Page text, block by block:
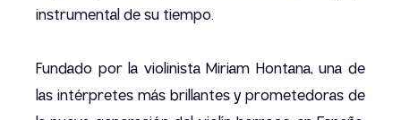
instrumental de su tiempo.
Fundado por la violinista Miriam Hontana, una de
las intérpretes más brillantes y prometedoras de